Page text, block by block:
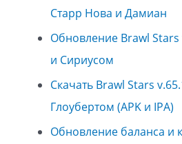
Старр Нова и Дамиан
Обновление Brawl
и Сириусом
Скачать Brawl Stars
Глоубертом (APK и IPA)
Обновление баланса и